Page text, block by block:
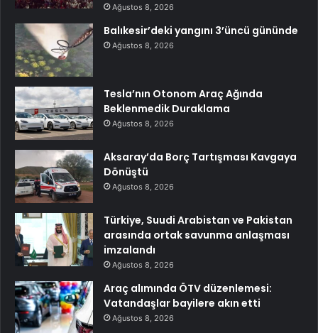
Ağustos 8, 2026
Balıkesir’deki yangını 3’üncü gününde
Ağustos 8, 2026
Tesla’nın Otonom Araç Ağında
Beklenmedik Duraklama
Ağustos 8, 2026
Aksaray’da Borç Tartışması Kavgaya
Dönüştü
Ağustos 8, 2026
Türkiye, Suudi Arabistan ve Pakistan
arasında ortak savunma anlaşması
imzalandı
Ağustos 8, 2026
Araç alımında ÖTV düzenlemesi:
Vatandaşlar bayilere akın etti
Ağustos 8, 2026